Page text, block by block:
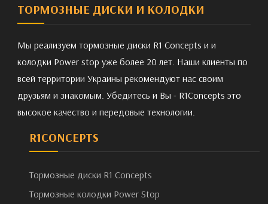
ТОРМОЗНЫЕ ДИСКИ И КОЛОДКИ
Мы реализуем тормозные диски R1 Concepts и и
колодки Power stop уже более 20 лет. Наши клиенты по
всей территории Украины рекомендуют нас своим
друзьям и знакомым. Убедитесь и Вы - R1Concepts это
высокое качество и передовые технологии.
R1CONCEPTS
Тормозные диски R1 Concepts
Тормозные колодки Power Stop